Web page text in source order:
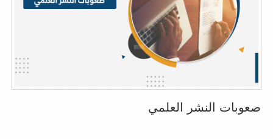
صعوبات النشر العلمي